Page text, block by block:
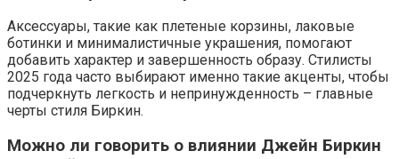
Аксессуары, такие как плетеные корзины, лаковые
ботинки и минималистичные украшения, помогают
добавить характер и завершенность образу. Стилисты
2025 года часто выбирают именно такие акценты, чтобы
подчеркнуть легкость и непринужденность – главные
черты стиля Биркин.
Можно ли говорить о влиянии Джейн Биркин